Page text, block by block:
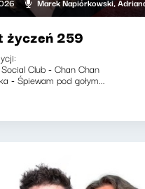
życzeń 259
Club - Chan Chan
- Śpiewam pod gołym...